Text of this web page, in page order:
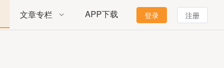
文章专栏 APP下载 登录 注册